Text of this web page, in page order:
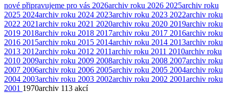
nové připravujeme pro vás 2026archiv roku 2026 2025archiv roku
2025 2024archiv roku 2024 2023archiv roku 2023 2022archiv roku
2022 2021archiv roku 2021 2020archiv roku 2020 2019archiv roku
2019 2018archiv roku 2018 2017archiv roku 2017 2016archiv roku
2016 2015archiv roku 2015 2014archiv roku 2014 2013archiv roku
2013 2012archiv roku 2012 2011archiv roku 2011 2010archiv roku
2010 2009archiv roku 2009 2008archiv roku 2008 2007archiv roku
2007 2006archiv roku 2006 2005archiv roku 2005 2004archiv roku
2004 2003archiv roku 2003 2002archiv roku 2002 2001archiv roku
2001 1970archiv 113 akcí